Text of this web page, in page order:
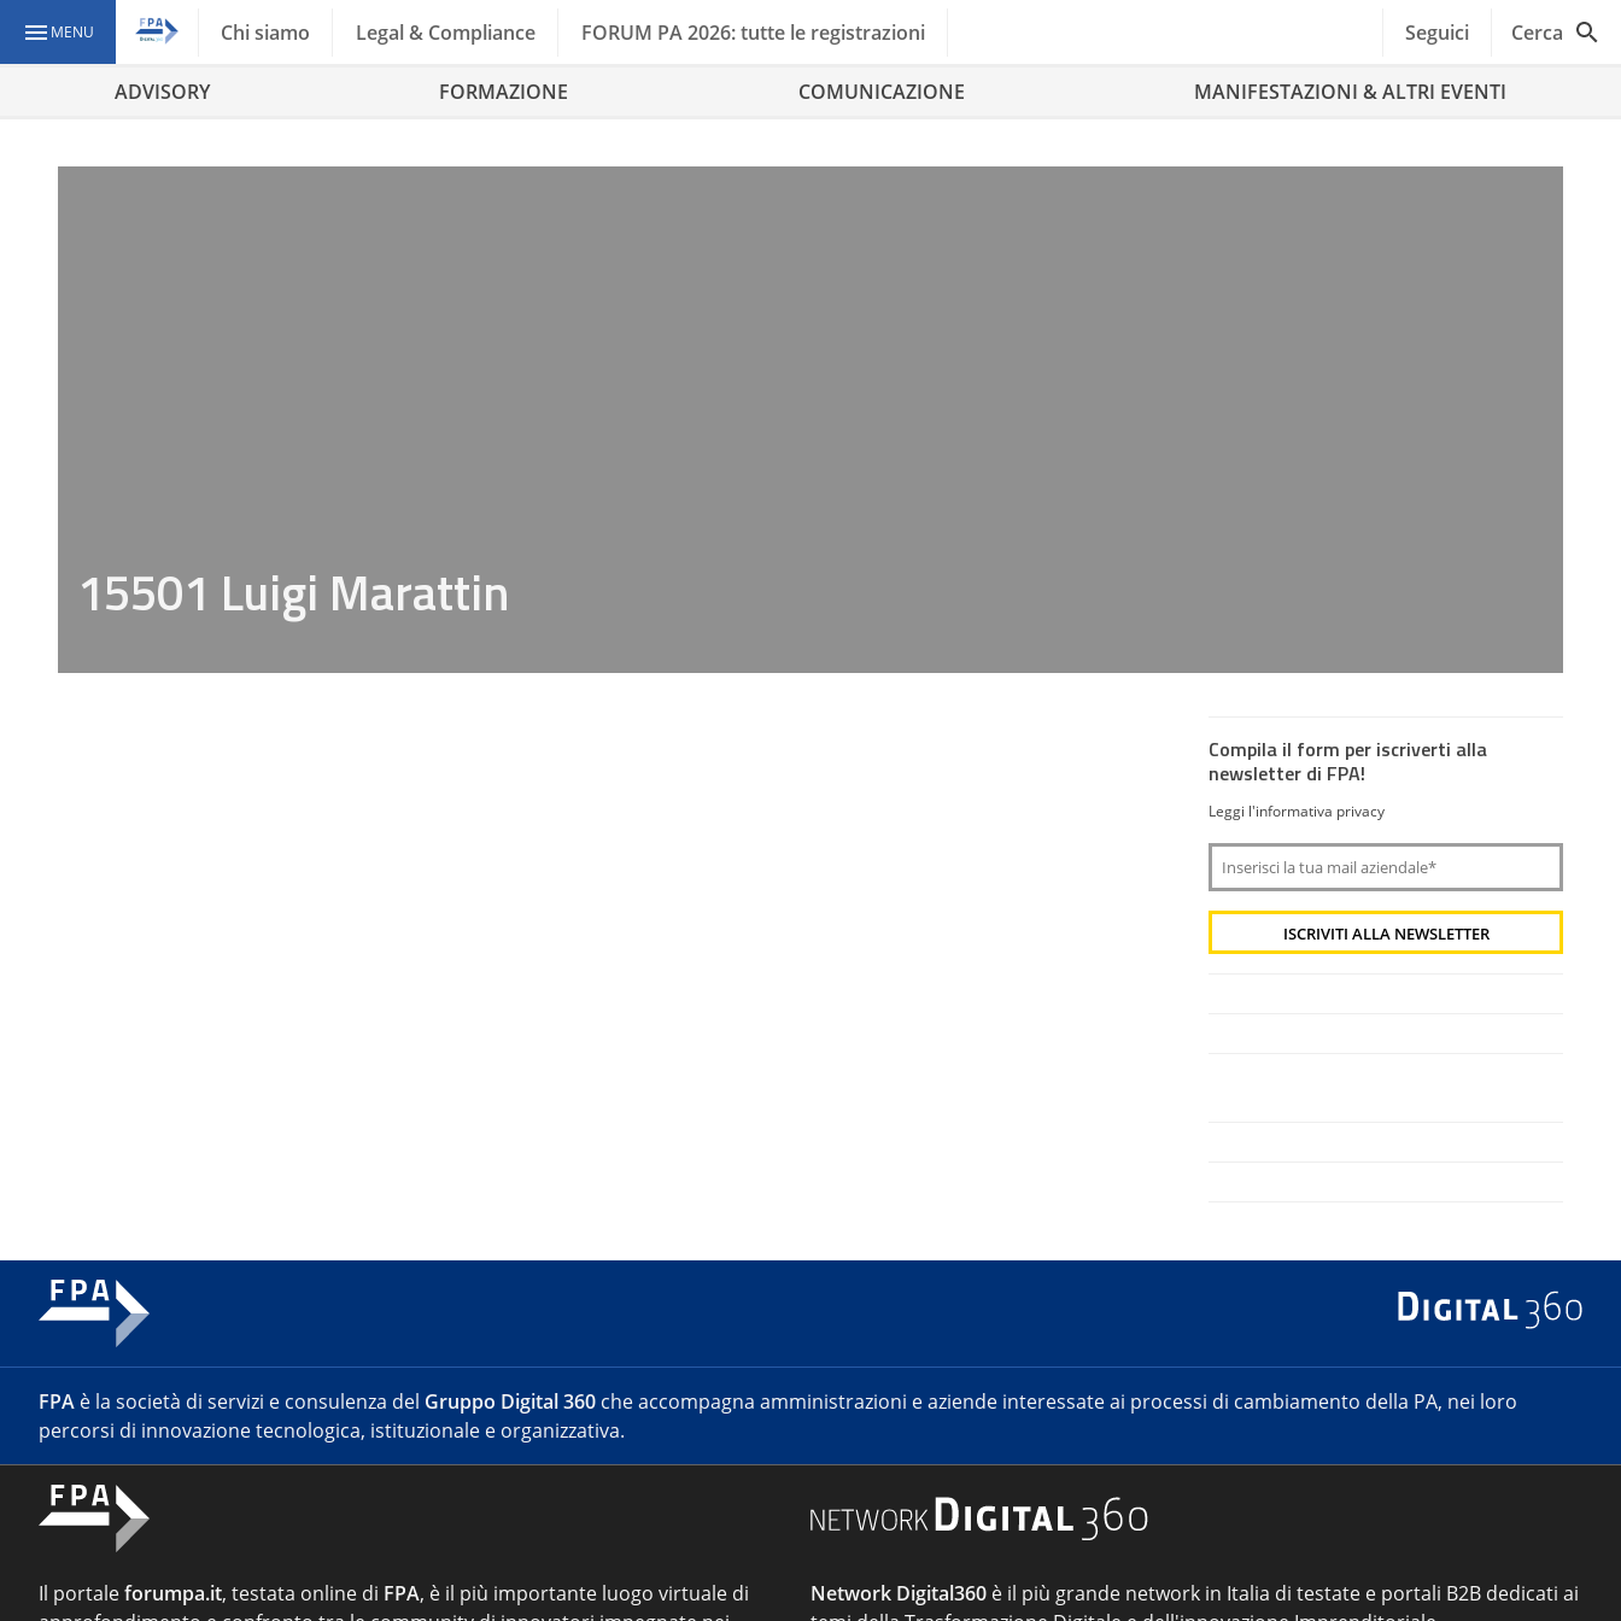
MENU Chi siamo Legal & Compliance FORUM PA 2026: tutte le registrazioni Seguici Cerca
ADVISORY FORMAZIONE COMUNICAZIONE MANIFESTAZIONI & ALTRI EVENTI
15501 Luigi Marattin
Compila il form per iscriverti alla
newsletter di FPA!
Leggi l'informativa privacy
FPA è la società di servizi e consulenza del Gruppo Digital 360 che accompagna amministrazioni e aziende interessate ai processi di cambiamento della PA, nei loro
percorsi di innovazione tecnologica, istituzionale e organizzativa.
Il portaleforumpa.it, testata online di FPA, è il più importante luogo virtuale di
Network Digital360 è il più grande network in Italia di testate e portali B2B dedicati ai